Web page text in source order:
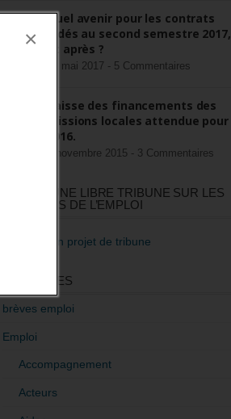
×
Quel avenir pour les contrats
aidés au second semestre 2017,
et après ?
22 mai 2017 - 5 Commentaires
Baisse des financements des
missions locales attendue pour
2016.
3 novembre 2015 - 3 Commentaires
RÉDIGEZ UNE LIBRE TRIBUNE SUR LES
POLITIQUES DE L’EMPLOI
>Décrire mon projet de tribune
CATÉGORIES
brèves emploi
Emploi
Accompagnement
Acteurs